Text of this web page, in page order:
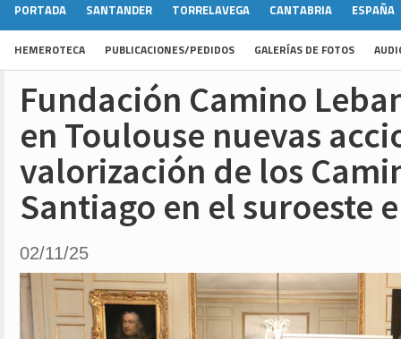
PORTADA SANTANDER TORRELAVEGA CANTABRIA ESPAÑA
HEMEROTECA PUBLICACIONES/PEDIDOS GALERÍAS DE FOTOS
Fundación Camino
en Toulouse nuevas
valorización de los
Santiago en el suroeste
02/11/25